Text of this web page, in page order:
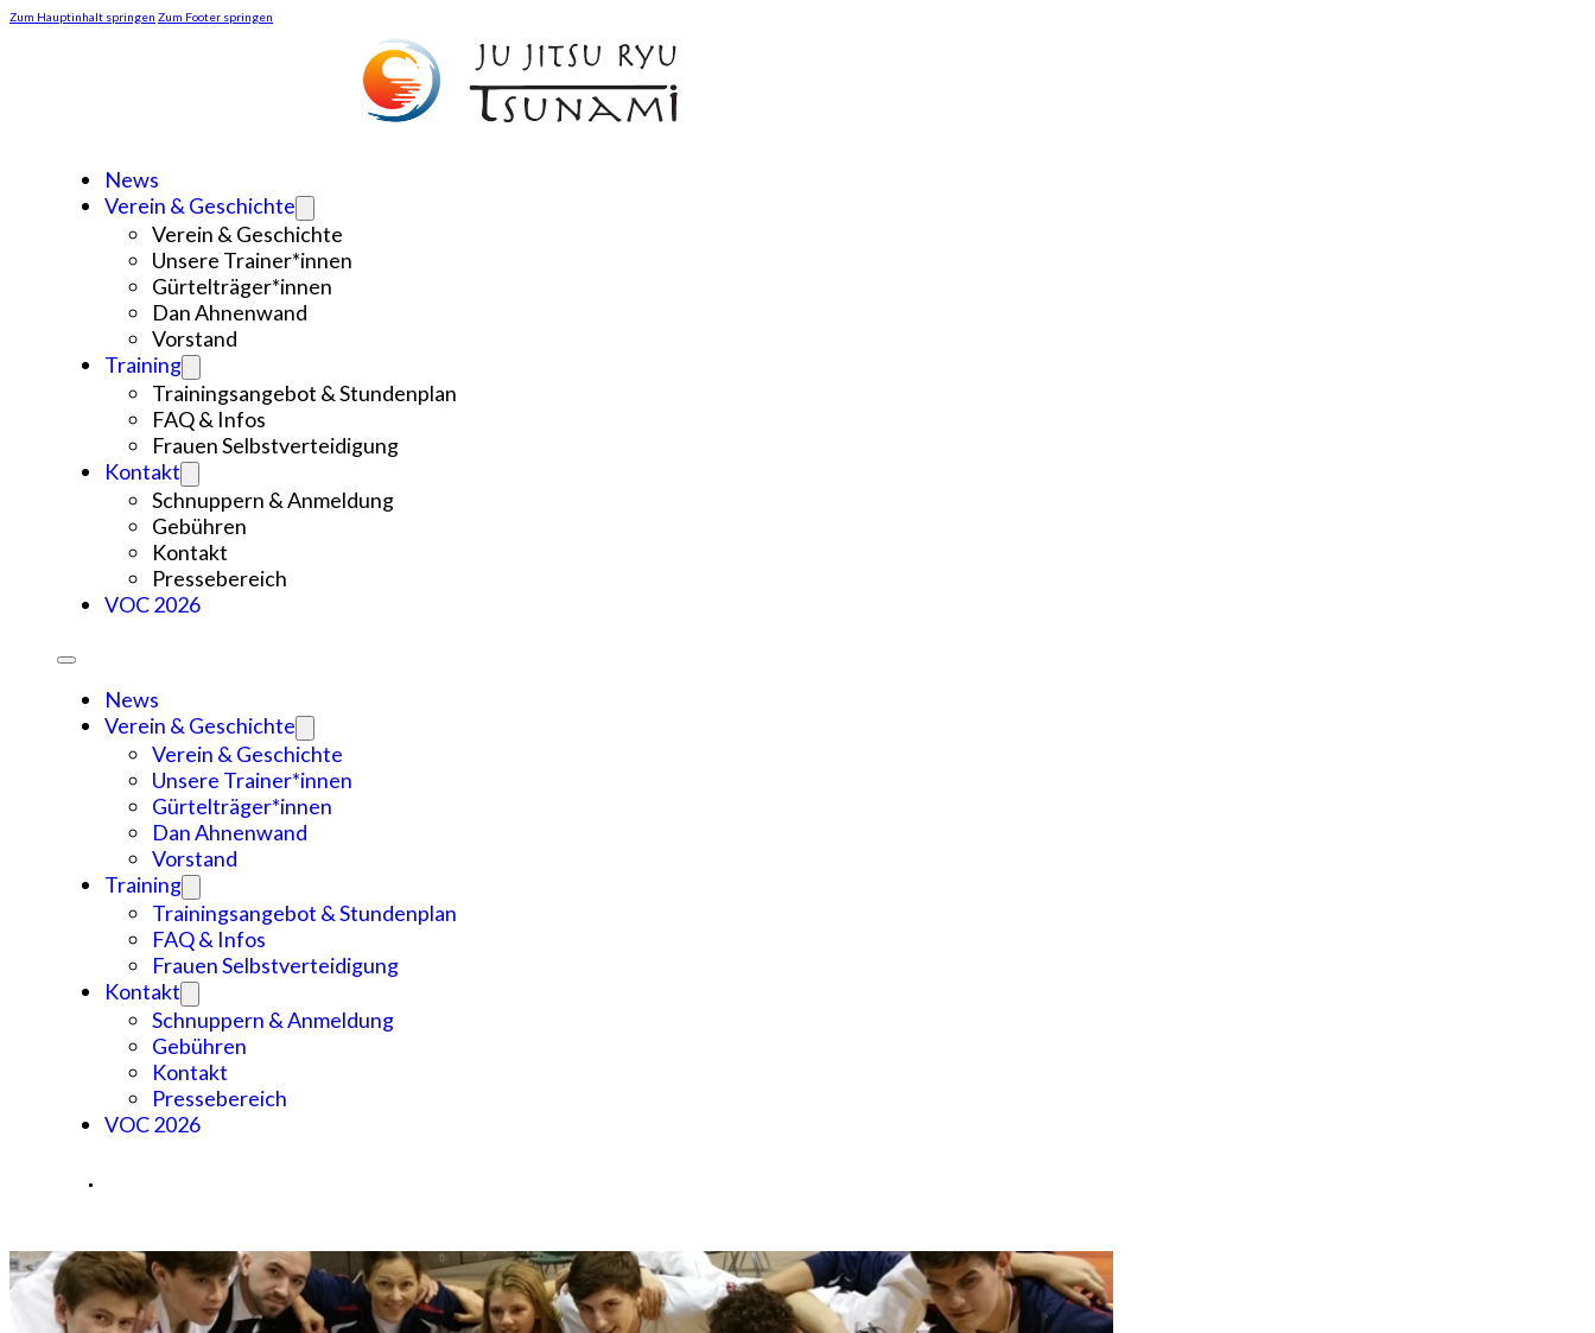
Zum Hauptinhalt springen Zum Footer springen
News
Verein & Geschichte
Verein & Geschichte
Unsere Trainer*innen
Gürtelträger*innen
Dan Ahnenwand
Vorstand
Training
Trainingsangebot & Stundenplan
FAQ & Infos
Frauen Selbstverteidigung
Kontakt
Schnuppern & Anmeldung
Gebühren
Kontakt
Pressebereich
VOC 2026
News
Verein & Geschichte
Verein & Geschichte
Unsere Trainer*innen
Gürtelträger*innen
Dan Ahnenwand
Vorstand
Training
Trainingsangebot & Stundenplan
FAQ & Infos
Frauen Selbstverteidigung
Kontakt
Schnuppern & Anmeldung
Gebühren
Kontakt
Pressebereich
VOC 2026